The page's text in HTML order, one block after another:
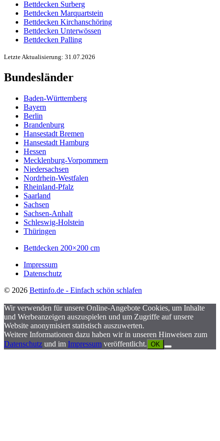
Bettdecken Surberg
Bettdecken Marquartstein
Bettdecken Kirchanschöring
Bettdecken Unterwössen
Bettdecken Palling
Letzte Aktualisierung: 31.07.2026
Bundesländer
Baden-Württemberg
Bayern
Berlin
Brandenburg
Hansestadt Bremen
Hansestadt Hamburg
Hessen
Mecklenburg-Vorpommern
Niedersachsen
Nordrhein-Westfalen
Rheinland-Pfalz
Saarland
Sachsen
Sachsen-Anhalt
Schleswig-Holstein
Thüringen
Bettdecken 200×200 cm
Impressum
Datenschutz
© 2026 Bettinfo.de - Einfach schön schlafen
Wir verwenden für unsere Online-Angebote Cookies, um Inhalte
und Werbeanzeigen auszuspielen und um Zugriffe auf unsere
Website anonymisiert statistisch auszuwerten.
Weitere Informationen dazu haben wir in unseren Hinweisen zum
Datenschutz und im Impressum veröffentlicht. OK